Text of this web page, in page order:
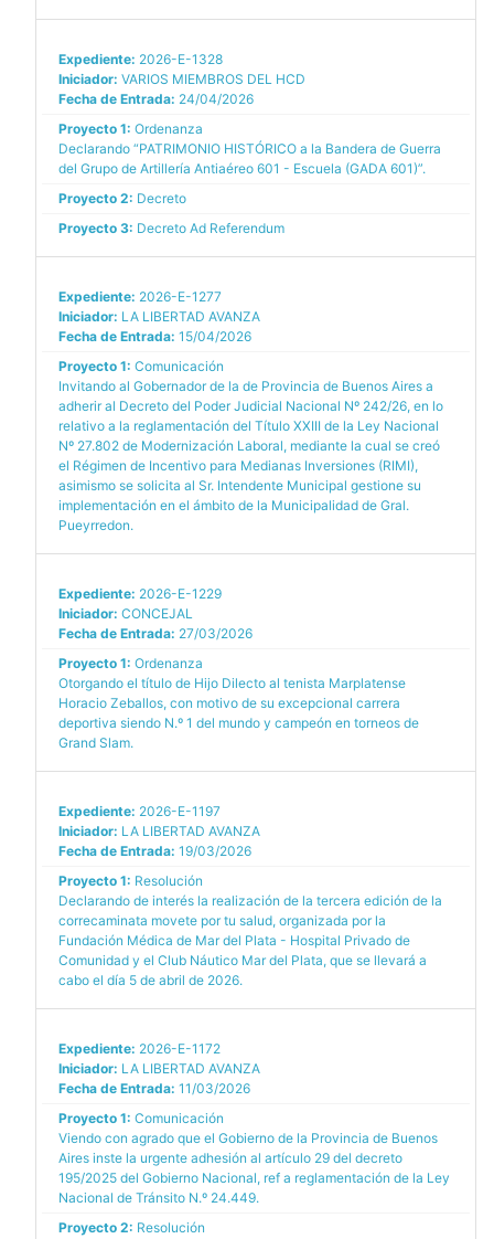
Expediente: 2026-E-1328
Iniciador: VARIOS MIEMBROS DEL HCD
Fecha de Entrada: 24/04/2026
Proyecto 1: Ordenanza
Declarando “PATRIMONIO HISTÓRICO a la Bandera de Guerra
del Grupo de Artillería Antiaéreo 601 - Escuela (GADA 601)”.
Proyecto 2: Decreto
Proyecto 3: Decreto Ad Referendum
Expediente: 2026-E-1277
Iniciador: LA LIBERTAD AVANZA
Fecha de Entrada: 15/04/2026
Proyecto 1: Comunicación
Invitando al Gobernador de la de Provincia de Buenos Aires a
adherir al Decreto del Poder Judicial Nacional Nº 242/26, en lo
relativo a la reglamentación del Título XXIII de la Ley Nacional
Nº 27.802 de Modernización Laboral, mediante la cual se creó
el Régimen de Incentivo para Medianas Inversiones (RIMI),
asimismo se solicita al Sr. Intendente Municipal gestione su
implementación en el ámbito de la Municipalidad de Gral.
Pueyrredon.
Expediente: 2026-E-1229
Iniciador: CONCEJAL
Fecha de Entrada: 27/03/2026
Proyecto 1: Ordenanza
Otorgando el título de Hijo Dilecto al tenista Marplatense
Horacio Zeballos, con motivo de su excepcional carrera
deportiva siendo N.º 1 del mundo y campeón en torneos de
Grand Slam.
Expediente: 2026-E-1197
Iniciador: LA LIBERTAD AVANZA
Fecha de Entrada: 19/03/2026
Proyecto 1: Resolución
Declarando de interés la realización de la tercera edición de la
correcaminata movete por tu salud, organizada por la
Fundación Médica de Mar del Plata - Hospital Privado de
Comunidad y el Club Náutico Mar del Plata, que se llevará a
cabo el día 5 de abril de 2026.
Expediente: 2026-E-1172
Iniciador: LA LIBERTAD AVANZA
Fecha de Entrada: 11/03/2026
Proyecto 1: Comunicación
Viendo con agrado que el Gobierno de la Provincia de Buenos
Aires inste la urgente adhesión al artículo 29 del decreto
195/2025 del Gobierno Nacional, ref a reglamentación de la Ley
Nacional de Tránsito N.º 24.449.
Proyecto 2: Resolución